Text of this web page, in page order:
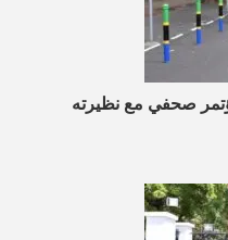
صحفي مع نظيرته